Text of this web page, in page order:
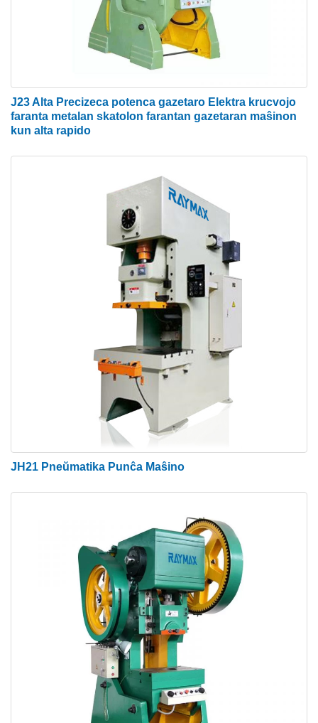
J23 Alta Precizeca potenca gazetaro Elektra krucvojo
faranta metalan skatolon farantan gazetaran maŝinon
kun alta rapido
JH21 Pneŭmatika Punĉa Maŝino